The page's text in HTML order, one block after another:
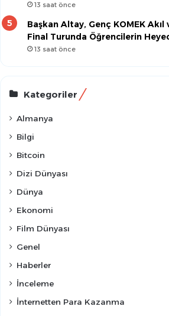
13 saat önce
Başkan Altay, Genç KOMEK Akıl
Final Turunda Öğrencilerin
13 saat önce
Kategoriler
Almanya
Bilgi
Bitcoin
Dizi Dünyası
Dünya
Ekonomi
Film Dünyası
Genel
Haberler
İnceleme
İnternetten Para Kazanma